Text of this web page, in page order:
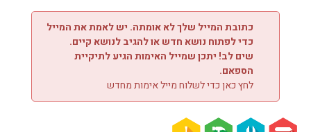
דילוג לתוכן
כתובת המייל שלך לא אומתה. יש לאמת את המייל
כדי לפתוח נושא חדש או להגיב לנושא קיים.
שים לב! יתכן שמייל האימות הגיע לתיקיית
הספאם.
לחץ כאן כדי לשלוח מייל אימות מחדש